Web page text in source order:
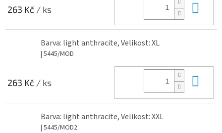
263 Kč / ks
Barva: light anthracite, Velikost: XL
| 5445/MOD
263 Kč / ks
Barva: light anthracite, Velikost: XXL
| 5445/MOD2